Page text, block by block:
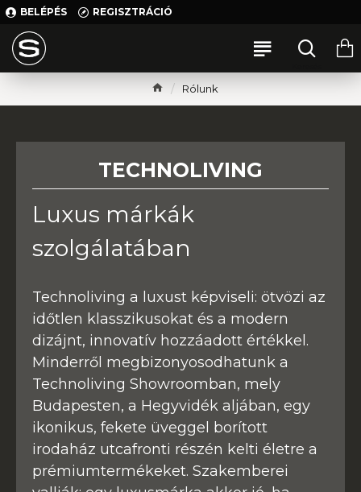
BELÉPÉS REGISZTRÁCIÓ
Rólunk
TECHNOLIVING
Luxus márkák
szolgálatában
Technoliving a luxust képviseli: ötvözi az
időtlen klasszikusokat és a modern
dizájnt, innovatív hozzáadott értékkel.
Minderről megbizonyosodhatunk a
Technoliving Showroomban, mely
Budapesten, a Hegyvidék aljában, egy
ikonikus, fekete üveggel borított
irodaház utcafronti részén kelti életre a
prémiumtermékeket. Szakemberei